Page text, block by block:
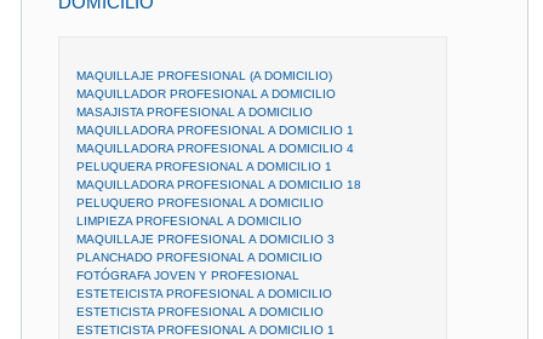
MAQUILLAJE PROFESIONAL (A DOMICILIO)
MAQUILLADOR PROFESIONAL A DOMICILIO
MASAJISTA PROFESIONAL A DOMICILIO
MAQUILLADORA PROFESIONAL A DOMICILIO 1
MAQUILLADORA PROFESIONAL A DOMICILIO 4
PELUQUERA PROFESIONAL A DOMICILIO 1
MAQUILLADORA PROFESIONAL A DOMICILIO 18
PELUQUERO PROFESIONAL A DOMICILIO
LIMPIEZA PROFESIONAL A DOMICILIO
MAQUILLAJE PROFESIONAL A DOMICILIO 3
PLANCHADO PROFESIONAL A DOMICILIO
FOTÓGRAFA JOVEN Y PROFESIONAL
ESTETEICISTA PROFESIONAL A DOMICILIO
ESTETICISTA PROFESIONAL A DOMICILIO
ESTETICISTA PROFESIONAL A DOMICILIO 1